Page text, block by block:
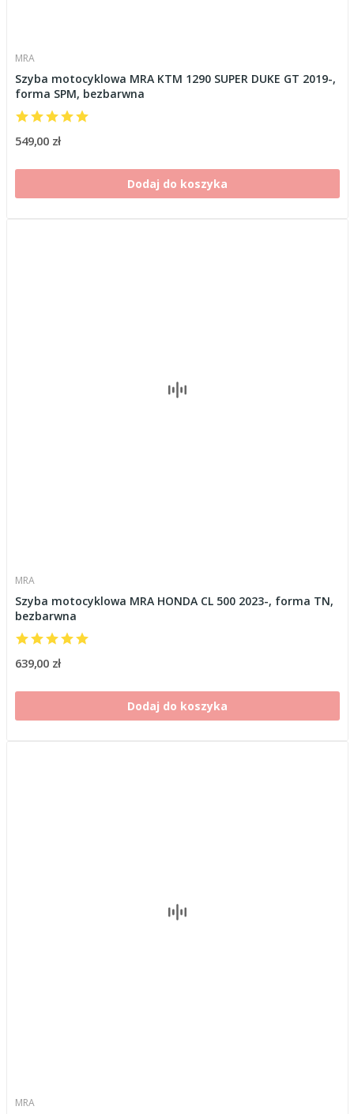
MRA
Szyba motocyklowa MRA KTM 1290 SUPER DUKE GT 2019-,
forma SPM, bezbarwna
549,00 zł
Dodaj do koszyka
MRA
Szyba motocyklowa MRA HONDA CL 500 2023-, forma TN,
bezbarwna
639,00 zł
Dodaj do koszyka
MRA